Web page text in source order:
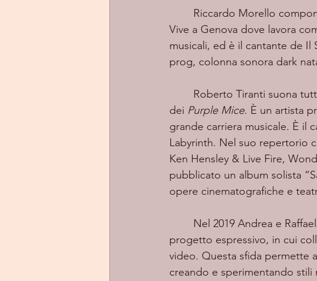
Riccardo Morello
Vive a Genova dove lavora
musicali, ed è il cantante de
prog, colonna sonora dark
dei Purple Mice. È un artista
grande carriera musicale. È il
Labyrinth. Nel suo repertorio
Ken Hensley & Live Fire,
pubblicato un album solista
opere cinematografiche e
progetto espressivo, in cui
video. Questa sfida permette
creando e sperimentando